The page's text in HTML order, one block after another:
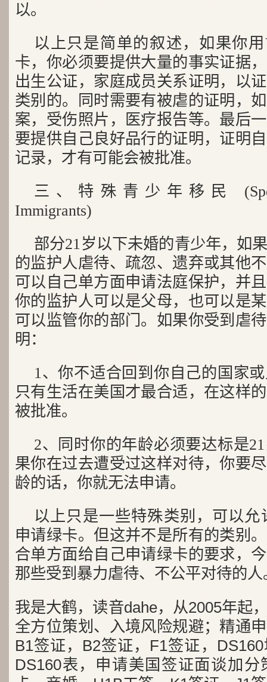
以。
以上只是简单的叙述，如果你
卡，你必须要提供大量的事实证据
出生公证，家庭成员关系证明，以
类别的。同时需要有被虐的证明，
案，受伤照片，医疗报告等。最后
要提供自己良好品行的证明，证明
记录，才有可能会被批准。
三、特殊青少年移民
Immigrants)
部分21岁以下未婚的青少年，如
的监护人虐待、疏忽、遗弃或其他
可以自己单方面申请法庭保护，并
你的监护人可以是父母，也可以是
可以监管你的部门。如果你受到虐
明：
1、你不适合回到你自己的国家
只有生活在美国才最合适，在这样
被批准。
2、同时你的年龄必须要达标是
果你在过去遭受过这样对待，你要
龄的话，你就无法申请。
以上只是一些特殊类别，可以允
申请绿卡。但这并不是所有的类别
合单方面给自己申请绿卡的要求，
那些受到暴力虐待、不公平对待的人
我是大鹤，读音dahe，从2005年起
全方位策划、入境风险规避；精通
B1签证，B2签证，F1签证，
DS160表，申请美国签证面谈加